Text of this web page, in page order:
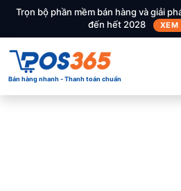
Trọn bộ phần mềm bán hàng và giải
đến hết 2028
XEM
Bán hàng nhanh - Thanh toán chuẩn